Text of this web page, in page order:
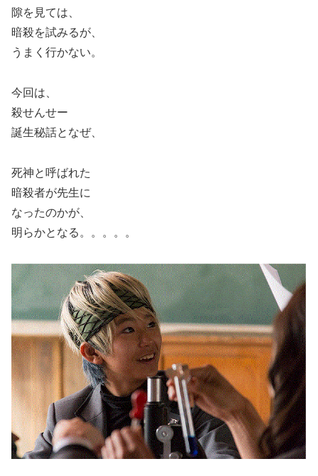
隙を見ては、
暗殺を試みるが、
うまく行かない。
今回は、
殺せんせー
誕生秘話となぜ、
死神と呼ばれた
暗殺者が先生に
なったのかが、
明らかとなる。。。。。